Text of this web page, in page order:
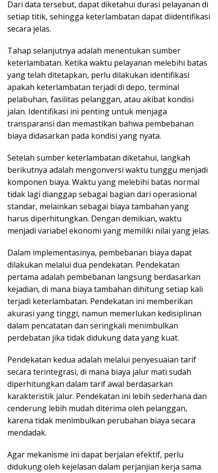
Dari data tersebut, dapat diketahui durasi pelayanan di
setiap titik, sehingga keterlambatan dapat diidentifikasi
secara jelas.
Tahap selanjutnya adalah menentukan sumber
keterlambatan. Ketika waktu pelayanan melebihi batas
yang telah ditetapkan, perlu dilakukan identifikasi
apakah keterlambatan terjadi di depo, terminal
pelabuhan, fasilitas pelanggan, atau akibat kondisi
jalan. Identifikasi ini penting untuk menjaga
transparansi dan memastikan bahwa pembebanan
biaya didasarkan pada kondisi yang nyata.
Setelah sumber keterlambatan diketahui, langkah
berikutnya adalah mengonversi waktu tunggu menjadi
komponen biaya. Waktu yang melebihi batas normal
tidak lagi dianggap sebagai bagian dari operasional
standar, melainkan sebagai biaya tambahan yang
harus diperhitungkan. Dengan demikian, waktu
menjadi variabel ekonomi yang memiliki nilai yang jelas.
Dalam implementasinya, pembebanan biaya dapat
dilakukan melalui dua pendekatan. Pendekatan
pertama adalah pembebanan langsung berdasarkan
kejadian, di mana biaya tambahan dihitung setiap kali
terjadi keterlambatan. Pendekatan ini memberikan
akurasi yang tinggi, namun memerlukan kedisiplinan
dalam pencatatan dan seringkali menimbulkan
perdebatan jika tidak didukung data yang kuat.
Pendekatan kedua adalah melalui penyesuaian tarif
secara terintegrasi, di mana biaya jalur mati sudah
diperhitungkan dalam tarif awal berdasarkan
karakteristik jalur. Pendekatan ini lebih sederhana dan
cenderung lebih mudah diterima oleh pelanggan,
karena tidak menimbulkan perubahan biaya secara
mendadak.
Agar mekanisme ini dapat berjalan efektif, perlu
didukung oleh kejelasan dalam perjanjian kerja sama.